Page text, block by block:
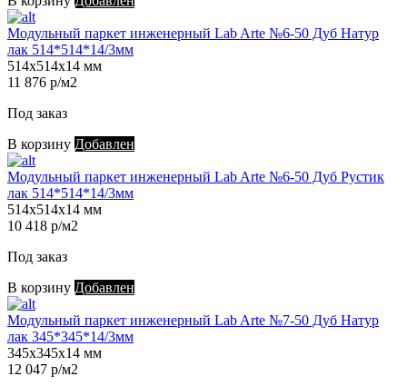
Модульный паркет инженерный Lab Arte №6-50 Дуб Натур
лак 514*514*14/3мм
514х514х14 мм
11 876 р/м2
Под заказ
В корзину Добавлен
Модульный паркет инженерный Lab Arte №6-50 Дуб Рустик
лак 514*514*14/3мм
514х514х14 мм
10 418 р/м2
Под заказ
В корзину Добавлен
Модульный паркет инженерный Lab Arte №7-50 Дуб Натур
лак 345*345*14/3мм
345х345х14 мм
12 047 р/м2